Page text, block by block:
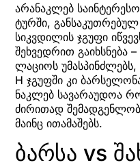
არანაკლებ
ტურში,
სიკვდილის ჯგუფი
შეხვედრით გაიხსნება
ლაციოს
H ჯგუფში კი
ნაკლებ სავარაუდოა
ძირითად
მაინც ითამაშებს.
ბარსა vs